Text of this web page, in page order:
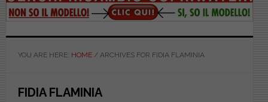
YOU ARE HERE: HOME /ARCHIVES FOR FIDIA FLAMINIA
FIDIA FLAMINIA